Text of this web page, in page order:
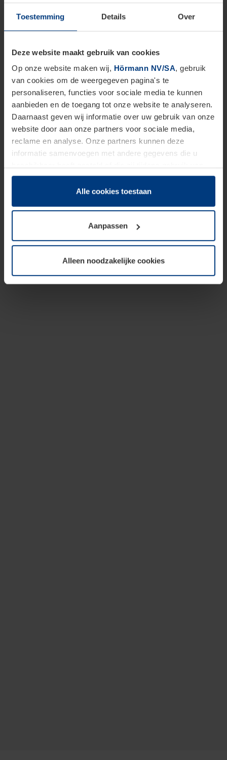
Toestemming Details Over
Deze website maakt gebruik van cookies
Op onze website maken wij, Hörmann NV/SA, gebruik
van cookies om de weergegeven pagina's te
personaliseren, functies voor sociale media te kunnen
aanbieden en de toegang tot onze website te analyseren.
Daarnaast geven wij informatie over uw gebruik van onze
website door aan onze partners voor sociale media,
reclame en analyse. Onze partners kunnen deze
informatie samenvoegen met andere gegevens die u
hun diensten hebben verzameld.
Juridisch hebben wij het recht om cookies op uw
van deze pagina's absoluut vereist is. Voor alle andere
soorten cookies is uw toestemming benodigd. Uw
toestemming kunt u op elk moment bij de uitleg van de
wijzigen of herroepen.
Alle cookies toestaan
Aanpassen
Alleen noodzakelijke cookies